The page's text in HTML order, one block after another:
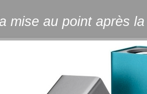
mise au point après